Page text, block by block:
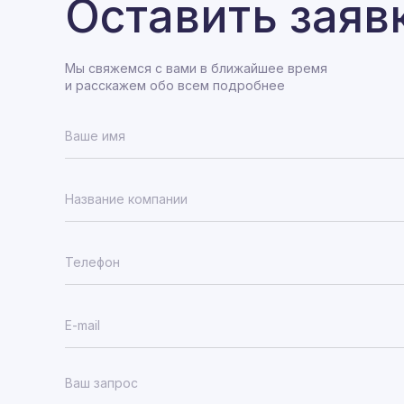
Оставить
Мы свяжемся с вами в ближайшее время
и расскажем обо всем подробнее